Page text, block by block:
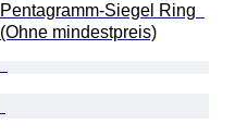
Pentagramm-Siegel Ring
(Ohne mindestpreis)